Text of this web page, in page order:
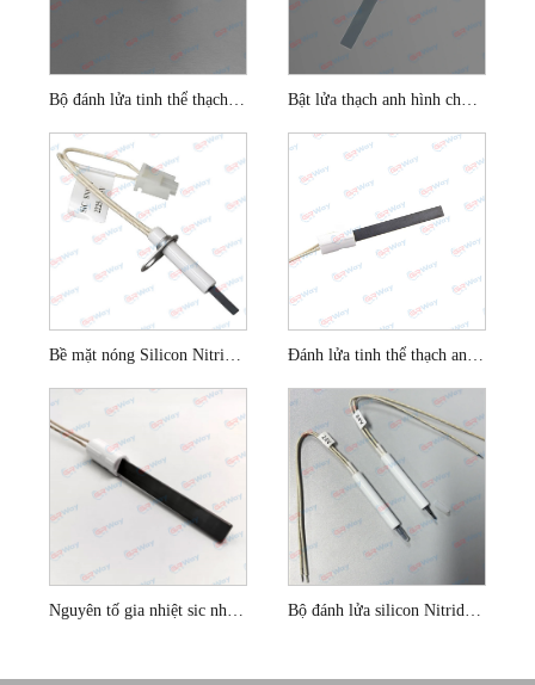
Bộ đánh lửa tinh thể thạch anh đen 300w Bật lửa thạch anh hình chữ nhật
Bề mặt nóng Silicon Nitride SI3N4 đánh lửa cho các bể bơi Đánh lửa tinh thể thạch anh 300W cho nồi hơi sinh khối
Nguyên tố gia nhiệt sic nhiệt độ cao cho nồi hơi nhiên liệu rắn Bộ đánh lửa silicon Nitride bề mặt nóng cho bếp gas